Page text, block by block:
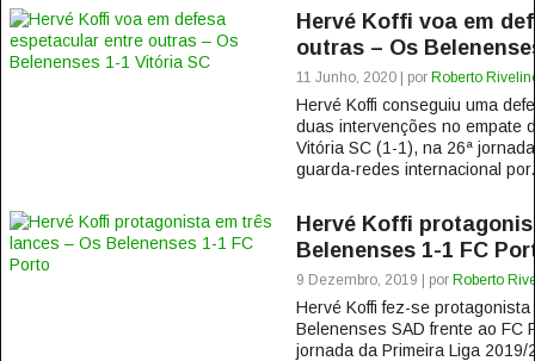
Hervé Koffi voa em
outras – Os
11 Junho, 2020 | por Roberto
Hervé Koffi conseguiu uma
duas intervenções no empate
Vitória SC (1-1), na 26ª
guarda-redes internacional
Hervé Koffi
Belenenses 1-1 FC
9 Dezembro, 2019 | por Roberto
Hervé Koffi fez-se
Belenenses SAD frente ao FC
jornada da Primeira Liga